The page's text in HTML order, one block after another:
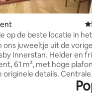
op de beste locatie in het
Visby
ons juweeltje uit de vorige
Innerstan. Helder en
61 m², met hoge
originele details. Centrale
bij het centrale plein
boodschappen, winkels.